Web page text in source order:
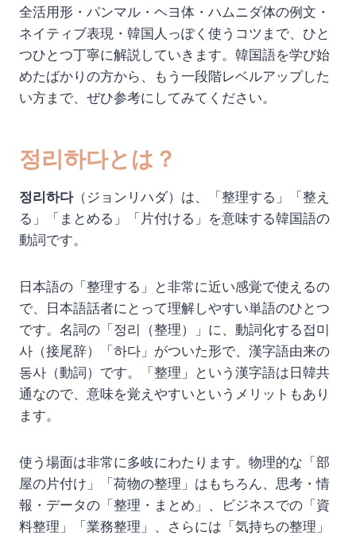
全活用形・パンマル・ヘヨ体・ハムニダ体の例文・
ネイティブ表現・韓国人っぽく使うコツまで、ひと
つひとつ丁寧に解説していきます。韓国語を学び始
めたばかりの方から、もう一段階レベルアップした
い方まで、ぜひ参考にしてみてください。
정리하다とは？
정리하다（ジョンリハダ）は、「整理する」「整え
る」「まとめる」「片付ける」を意味する韓国語の
動詞です。
日本語の「整理する」と非常に近い感覚で使えるの
で、日本語話者にとって理解しやすい単語のひとつ
です。名詞の「정리（整理）」に、動詞化する접미
사（接尾辞）「하다」がついた形で、漢字語由来の
동사（動詞）です。「整理」という漢字語は日韓共
通なので、意味を覚えやすいというメリットもあり
ます。
使う場面は非常に多岐にわたります。物理的な「部
屋の片付け」「荷物の整理」はもちろん、思考・情
報・データの「整理・まとめ」、ビジネスでの「資
料整理」「業務整理」、さらには「気持ちの整理」